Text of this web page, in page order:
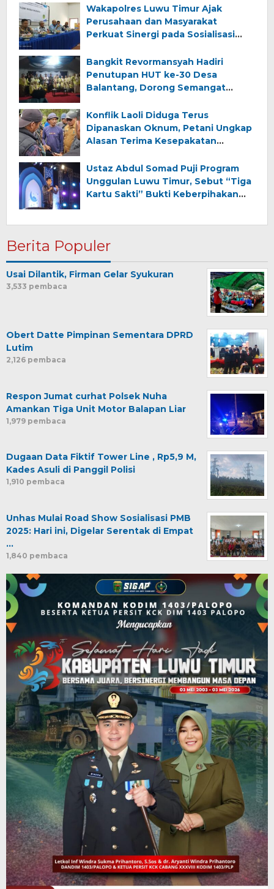
Wakapolres Luwu Timur Ajak
Perusahaan dan Masyarakat
Perkuat Sinergi pada Sosialisasi
Pertambangan PT Tizar Tirzia
Trizardi
Bangkit Revormansyah Hadiri
Penutupan HUT ke-30 Desa
Balantang, Dorong Semangat
Konflik Laoli Diduga Terus
Dipanaskan Oknum, Petani Ungkap
Alasan Terima Kesepakatan
Ustaz Abdul Somad Puji Program
Unggulan Luwu Timur, Sebut “Tiga
Kartu Sakti” Bukti Keberpihakan
Berita Populer
Usai Dilantik, Firman Gelar Syukuran
3,533 pembaca
Obert Datte Pimpinan Sementara DPRD
Lutim
2,126 pembaca
Respon Jumat curhat Polsek Nuha
Amankan Tiga Unit Motor Balapan Liar
1,979 pembaca
Dugaan Data Fiktif Tower Line , Rp5,9 M,
Kades Asuli di Panggil Polisi
1,910 pembaca
Unhas Mulai Road Show Sosialisasi PMB
2025: Hari ini, Digelar Serentak di Empat
…
1,840 pembaca